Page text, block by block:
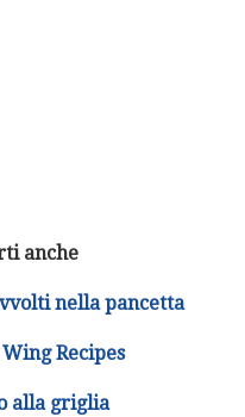
anche
nella pancetta
Recipes
alla griglia